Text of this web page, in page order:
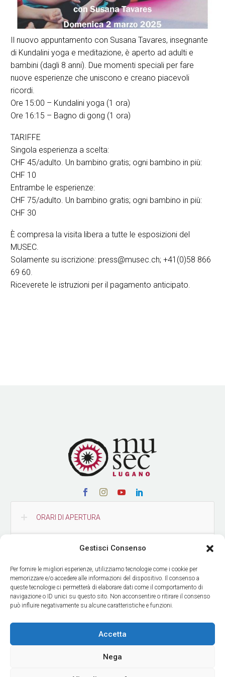
Gestisci Consenso
Per fornire le migliori esperienze, utilizziamo tecnologie come i cookie per
memorizzare e/o accedere alle informazioni del dispositivo. Il consenso a
queste tecnologie ci permetterà di elaborare dati come il comportamento di
navigazione o ID unici su questo sito. Non acconsentire o ritirare il consenso
può influire negativamente su alcune caratteristiche e funzioni.
Accetta
Nega
Il nuovo appuntamento con Susana Tavares, insegnante
di Kundalini yoga e meditazione, è aperto ad adulti e
bambini (dagli 8 anni). Due momenti speciali per fare
nuove esperienze che uniscono e creano piacevoli
ricordi.
Ore 15:00 – Kundalini yoga (1 ora)
Ore 16:15 – Bagno di gong (1 ora)
TARIFFE
Singola esperienza a scelta:
CHF 45/adulto. Un bambino gratis; ogni bambino in più:
CHF 10
Entrambe le esperienze:
CHF 75/adulto. Un bambino gratis; ogni bambino in più:
CHF 30
È compresa la visita libera a tutte le esposizioni del
MUSEC.
Solamente su iscrizione: press@musec.ch; +41(0)58 866
69 60.
Riceverete le istruzioni per il pagamento anticipato.
ORARI DI APERTURA
COME RAGGIUNGERCI